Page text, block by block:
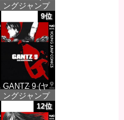
ングジャンプ
コミックス
DIGITAL)
価格：¥100
9位
GANTZ 9 (ヤ
ングジャンプ
コミックス
DIGITAL)
12位